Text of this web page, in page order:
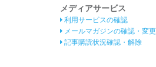
メディアサービス
利用サービスの確認
メールマガジンの確認・変更
記事購読状況確認・解除